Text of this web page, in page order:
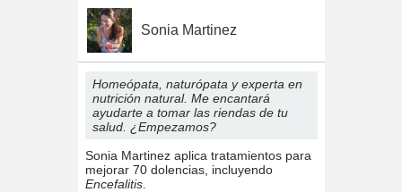
Sonia Martinez
Homeópata, naturópata y experta en
nutrición natural. Me encantará
ayudarte a tomar las riendas de tu
salud. ¿Empezamos?
Sonia Martinez aplica tratamientos para
mejorar 70 dolencias, incluyendo
Encefalitis.